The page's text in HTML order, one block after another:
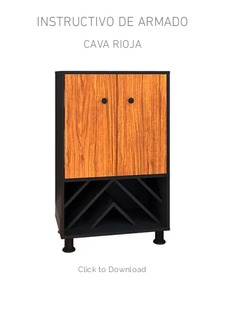
INSTRUCTIVO DE ARMADO
CAVA RIOJA
Click to Download